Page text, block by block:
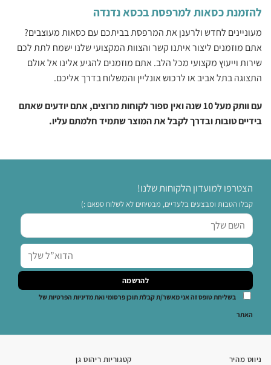
להזמנת כסאות למרפסת בכסא נדנדה
מעוניינים לחדש ולרענן את המרפסת בביתכם עם כסאות מעוצבים?
אתם מוזמנים ליצור איתנו קשר והצוות המקצועי שלנו ישמח לתת לכם
שירות וייעוץ מקצועי מכל הלב. אתם מוזמנים להגיע אלינו אל אולם
התצוגה בתל אביב או לרכוש אונליין והמשלוח בדרך אליכם.
עם וותק מעל 10 שנה ואין ספור לקוחות מרוצים, אתם יודעים שאתם
בידיים טובות ובדרך לקבל את המוצר שתמיד חלמתם עליו.
הצטרפו למועדון הלקוחות שלנו!
קבלו הטבות ומבצעים בלעדיים, מבטיחים לא לשלוח ספאם :)
בשליחת טופס זה אני מאשר/ת קבלת תוכן פרסומי ואת מדיניות הפרטיות של
האתר
ניווט מהיר קטגוריות ריהוט גן